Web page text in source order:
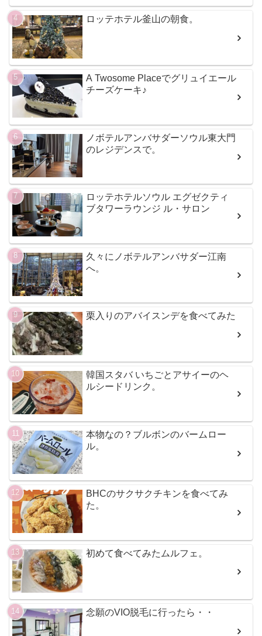
ロッテホテル釜山の朝食。
A Twosome Placeでグリュイエール
チーズケーキ♪
ノボテルアンバサダーソウル東大門
のレジデンスで。
ロッテホテルソウル エグゼクティ
ブタワーラウンジ ル・サロン
久々にノボテルアンバサダー江南
へ。
栗入りのアバイスンデを食べてみた
韓国スタバ いちごとアサイーのヘ
ルシードリンク。
本物なの？ブルボンのバームロー
ル。
BHCのサクサクチキンを食べてみ
た。
初めて食べてみたムルフェ。
念願のVIO脱毛に行ったら・・